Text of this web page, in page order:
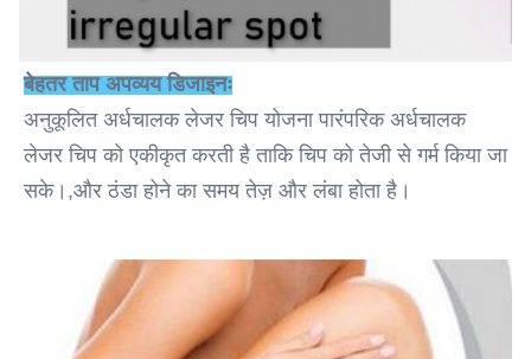
बेहतर ताप अपव्यय डिजाइनः
अनुकूलित अर्धचालक लेजर चिप योजना पारंपरिक अर्धचालक
लेजर चिप को एकीकृत करती है ताकि चिप को तेजी से गर्म किया जा
सके।,और ठंडा होने का समय तेज़ और लंबा होता है।